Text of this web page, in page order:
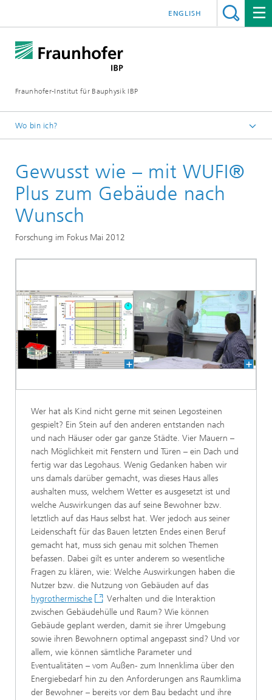
Fraunhofer-Institut für Bauphysik IBP
ENGLISH
Wo bin ich?
Gewusst wie – mit WUFI®
Plus zum Gebäude nach
Wunsch
Forschung im Fokus Mai 2012
Wer hat als Kind nicht gerne mit seinen Legosteinen
gespielt? Ein Stein auf den anderen entstanden nach
und nach Häuser oder gar ganze Städte. Vier Mauern –
nach Möglichkeit mit Fenstern und Türen – ein Dach und
fertig war das Legohaus. Wenig Gedanken haben wir
uns damals darüber gemacht, was dieses Haus alles
aushalten muss, welchem Wetter es ausgesetzt ist und
welche Auswirkungen das auf seine Bewohner bzw.
letztlich auf das Haus selbst hat. Wer jedoch aus seiner
Leidenschaft für das Bauen letzten Endes einen Beruf
gemacht hat, muss sich genau mit solchen Themen
befassen. Dabei gilt es unter anderem so wesentliche
Fragen zu klären, wie: Welche Auswirkungen haben die
Nutzer bzw. die Nutzung von Gebäuden auf das
hygrothermische
Verhalten und die Interaktion
zwischen Gebäudehülle und Raum? Wie können
Gebäude geplant werden, damit sie ihrer Umgebung
sowie ihren Bewohnern optimal angepasst sind? Und vor
allem, wie können sämtliche Parameter und
Eventualitäten – vom Außen- zum Innenklima über den
Energiebedarf hin zu den Anforderungen ans Raumklima
der Bewohner – bereits vor dem Bau bedacht und ihre